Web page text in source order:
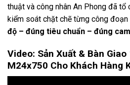
thuật và công nhân An Phong đã
kiểm soát chặt chẽ từng công
độ – đúng tiêu chuẩn – đúng
Video: Sản Xuất & Bàn
M24x750 Cho Khách Hàng